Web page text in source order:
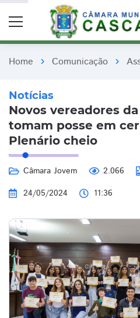
remove_red_eye
Home chevron_right Comunicação chevron_right
Notícias
Novos vereadores
tomam posse em
Plenário cheio
Câmara Jovem 2.066
24/05/2024
11:36